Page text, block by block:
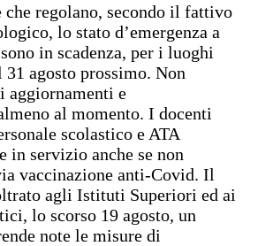
regolano, secondo il fattivo
lo stato d’emergenza a
in scadenza, per i luoghi
agosto prossimo. Non
aggiornamenti e
al momento. I docenti
scolastico e ATA
in servizio anche se non
vaccinazione anti-Covid. Il
agli Istituti Superiori ed ai
lo scorso 19 agosto, un
note le misure di